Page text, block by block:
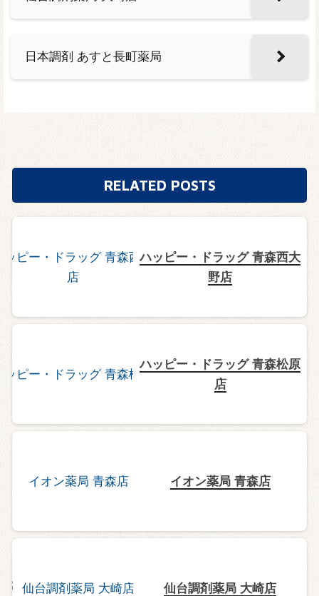
日本調剤 あすと長町薬局
RELATED POSTS
ハッピー・ドラッグ 青森西大
野店
ハッピー・ドラッグ 青森松原
店
イオン薬局 青森店
仙台調剤薬局 大崎店